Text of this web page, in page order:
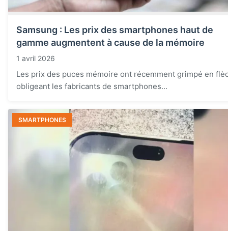
Samsung : Les prix des smartphones haut de
gamme augmentent à cause de la mémoire
1 avril 2026
Les prix des puces mémoire ont récemment grimpé en
obligeant les fabricants de smartphones...
SMARTPHONES